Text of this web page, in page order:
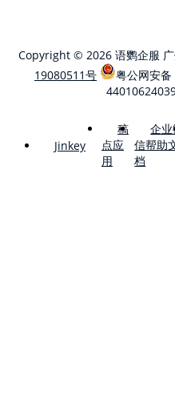
Copyright © 2026 语鹦企服 广
19080511号
粤公网安
Jinkey
稿
点应
用
企
信帮助
档